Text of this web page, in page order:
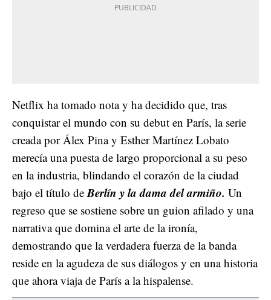
Netflix ha tomado nota y ha decidido que, tras
conquistar el mundo con su debut en París, la serie
creada por Álex Pina y Esther Martínez Lobato
merecía una puesta de largo proporcional a su peso
en la industria, blindando el corazón de la ciudad
bajo el título deBerlín y la dama del armiño. Un
regreso que se sostiene sobre un guion afilado y una
narrativa que domina el arte de la ironía,
demostrando que la verdadera fuerza de la banda
reside en la agudeza de sus diálogos y en una historia
que ahora viaja de París a la hispalense.